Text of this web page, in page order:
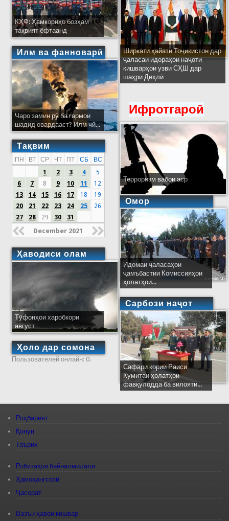
КҲФ: Ҳамкориҳо бозҳам
тақвият ёфтаанд
Илм ва фанноварӣ
Чаро замин рӯ ба гармои
шадид овардааст? Илм чӣ...
Тақвим
ПН ВТ СР ЧТ ПТ СБ
ВС
1
2 3 4
5
6
7 8 9 10 11
12
13
14 15 16 17 18
19
20
21 22 23 24 25
26
27
28 29 30 31
December 2021
Ҳаводиси олам
Тӯфонҳои харобкори
август
Ҳоло дар сомона
Пользователей онлайн: 0.
Ширкати ҳайати Тоҷикистон дар
ҷаласаи идораҳои наҷоти
кишварҳои узви СҲШ дар
шаҳри Деҳлӣ
Ифротгароӣ
Терроризм вабои аср
Омор
Идомаи ҷаласаҳои
ҷамъбастии Комиссияҳои
ҳолатҳои...
Сарбози наҷот
Сафари кории Раиси
Кумитаи ҳолатҳои
фавқулодда ба вилояти...
Роҳбарият
Қонун
Таърих
Робитаҳои байналмилалӣ
Ҳамоҳангсозӣ
Ҷасорат
Вазъи ҳавои кишвар